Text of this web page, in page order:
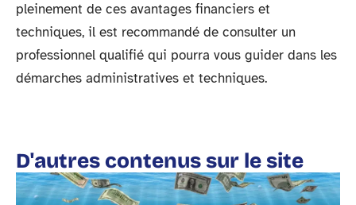
pleinement de ces avantages financiers et
techniques, il est recommandé de consulter un
professionnel qualifié qui pourra vous guider dans les
démarches administratives et techniques.
D'autres contenus sur le site